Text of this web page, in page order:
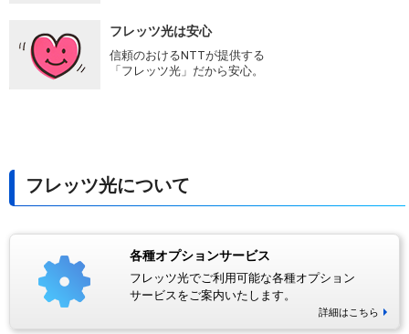
フレッツ光は安心
信頼のおけるNTTが提供する
「フレッツ光」だから安心。
フレッツ光について
各種オプションサービス
フレッツ光でご利用可能な各種オプション
サービスをご案内いたします。
詳細はこちら